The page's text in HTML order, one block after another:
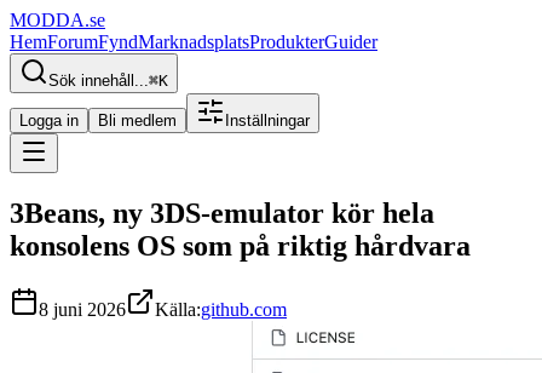
MODDA.se
HemForumFyndMarknadsplatsProdukterGuider
Sök innehåll...⌘K
Logga in Bli medlem Inställningar
3Beans, ny 3DS-emulator kör hela
konsolens OS som på riktig hårdvara
8 juni 2026 Källa:github.com